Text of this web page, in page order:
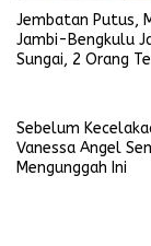
Jembatan Putus,
Jambi-Bengkulu
Sungai, 2 Orang
Sebelum
Vanessa Angel
Mengunggah Ini